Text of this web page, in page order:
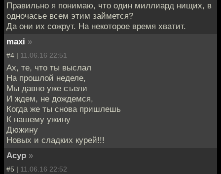
Правильно я понимаю, что один миллиард нищих, в
одночасье всем этим займется?
Да они их сожрут. На некоторое время хватит.
maxi »
#4 | 11.06.16 22:51
Ах, те, что ты выслал
На прошлой неделе,
Мы давно уже съели
И ждем, не дождемся,
Когда же ты снова пришлешь
К нашему ужину
Дюжину
Новых и сладких курей!!!
Асур »
#5 | 11.06.16 22:52